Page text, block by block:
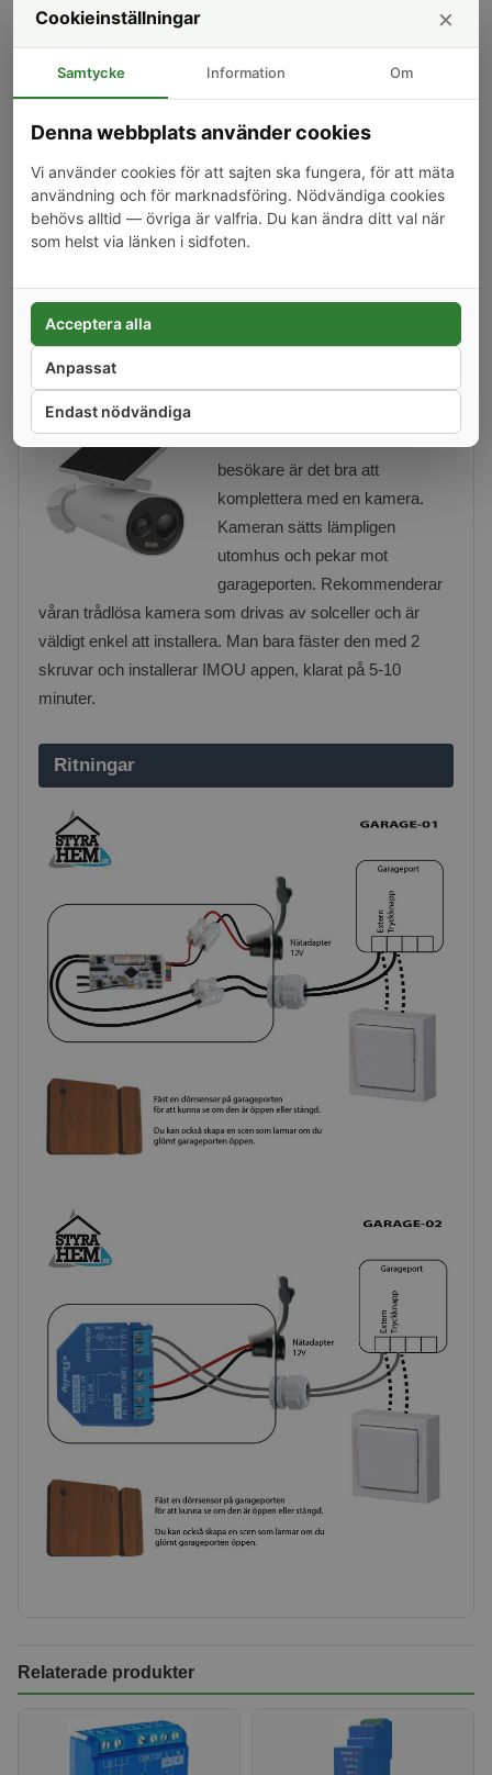
meddelande till din mobil om garageporten är öppen en
viss tid eller har varit öppen en längre tid.
Vill man i stället ha en trådad
dörrsensor kan man koppla den
om man driver Shellyn på 230V ska man undvika att
koppla in en sensor på dess ingång eftersom då får 230V
vid sensorn. I de fall man vill driva en Shelly Plus 1 på
Kamera
besökare är det bra att
komplettera med en kamera.
Kameran sätts lämpligen
utomhus och pekar mot
garageporten. Rekommenderar
våran trådlösa kamera som drivas av solceller och är
väldigt enkel att installera. Man bara fäster den med 2
skruvar och installerar IMOU appen, klarat på 5-10
minuter.
Ritningar
Relaterade produkter
Cookieinställningar ×
Samtycke Information Om
Denna webbplats använder cookies
Vi använder cookies för att sajten ska fungera, för att mäta
användning och för marknadsföring. Nödvändiga cookies
behövs alltid — övriga är valfria. Du kan ändra ditt val när
som helst via länken i sidfoten.
Endast nödvändiga
Anpassat
Acceptera alla